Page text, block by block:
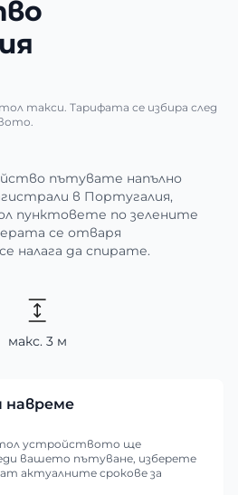
такси. Тарифата се избира след
пътувате напълно
в Португалия,
пунктовете по зелените
се отваря
налага да спирате.
макс. 3 м
навреме
устройството ще
вашето пътуване, изберете
актуалните срокове за